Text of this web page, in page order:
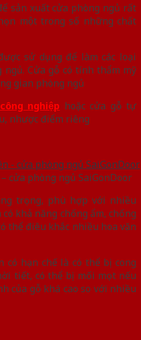
sản xuất cửa phòng ngủ rất
một trong số những chất
sử dụng để làm các loại
Cửa gỗ có tính thẩm mỹ
gian phòng ngủ
nghiệp hoặc cửa gỗ tự
nhược điểm riêng
cửa phòng ngủ SaiGonDoor
trọng, phù hợp với nhiều
khả năng chống ẩm, chống
thể điêu khắc nhiều hoa văn
hạn chế là có thể bị cong
tiết, có thể bị mối mọt nếu
của gỗ khá cao so với nhiều